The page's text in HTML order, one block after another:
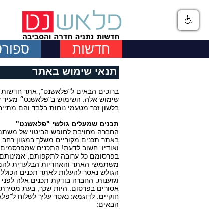
חדשות
תנאי שימוש באתר
ברוכים הבאים ל"פלאשנט", אתר חדשות
שימוש אלה. השימוש ב"פלאשנט״ מעיד
בלשון זכר מטעמי נוחות בלבד והם
תכנים שמעלים גולשי "פלאשנט"
החברה מחויבת לחופש הביטוי של
באתר תכנים מקוריים משלך במגוון
ואודיו. חשוב לדעת! התכנים
בפרסומם כל ערובה לתקפותם,
משתמשי האתר והאחריות הבלעדית
הגולש נאסר להעלות לאתר תכנים
וגזענות. החברה בודקת תכנים אלה
אסורים בפרסום. היות שכך, בעת
חוקיים. לדוגמא: נאסר עליך לשלוח
הבאים: